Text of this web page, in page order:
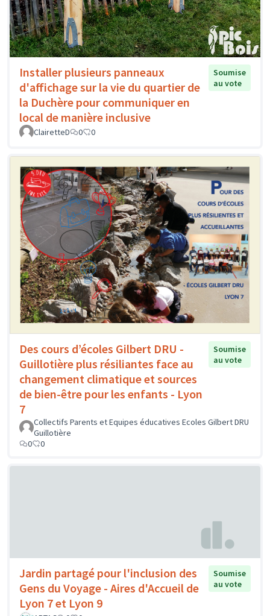
Installer plusieurs panneaux
d'affichage sur la vie du quartier de
la Duchère pour communiquer en
local de manière inclusive
Soumise
au vote
ClairetteD 0 0
Des cours d’écoles Gilbert DRU -
Guillotière plus résiliantes face au
changement climatique et sources
de bien-être pour les enfants - Lyon
7
Soumise
au vote
Collectifs Parents et Equipes éducatives Ecoles Gilbert DRU
Guillotière
0
0
Jardin partagé pour l'inclusion des
Gens du Voyage - Aires d'Accueil de
Lyon 7 et Lyon 9
Soumise
au vote